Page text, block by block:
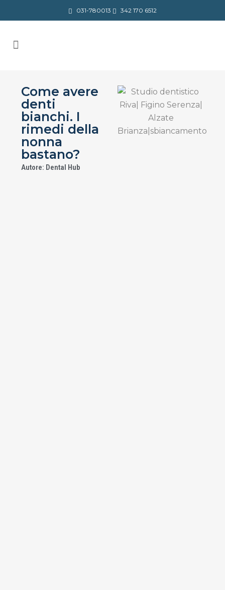
031-780013 342 170 6512
Come avere
denti
bianchi. I
rimedi della
nonna
bastano?
Autore: Dental Hub